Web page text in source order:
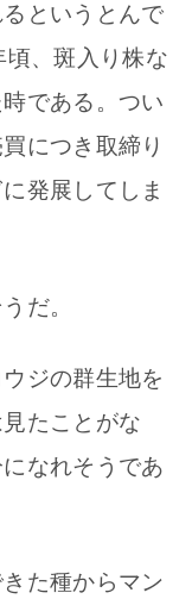
というとんで
、斑入り株な
である。つい
につき取締り
発展してしま
だ。
ジの群生地を
たことがな
なれそうであ
た種からマン